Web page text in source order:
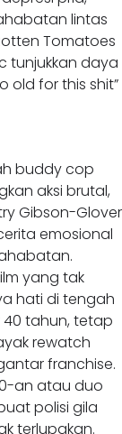
lintas
Tomatoes
tunjukkan daya
old for this shit”
buddy cop
aksi brutal,
Gibson-Glover
emosional
yang tak
hati di tengah
40 tahun, tetap
rewatch
franchise.
an atau duo
polisi gila
terlupakan.